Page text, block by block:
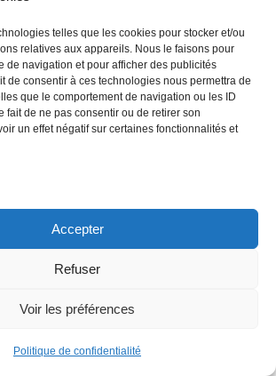
telles que les cookies pour stocker et/ou
relatives aux appareils. Nous le faisons pour
de navigation et pour afficher des publicités
de consentir à ces technologies nous permettra de
que le comportement de navigation ou les ID
fait de ne pas consentir ou de retirer son
un effet négatif sur certaines fonctionnalités et
Accepter
Refuser
Voir les préférences
Politique de confidentialité
don (déductible des